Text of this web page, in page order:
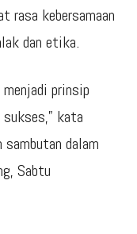
rasa kebersamaan
dan etika.
prinsip
kata
sambutan dalam
Sabtu